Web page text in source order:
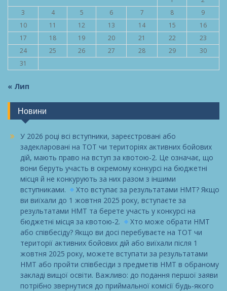
3
4 5 6 7 8
9
10
11 12 13 14 15
16
17
18 19 20 21 22
23
24
25 26 27 28 29
30
31
« Лип
Новини
У 2026 році всі вступники, зареєстровані або
задекларовані на ТОТ чи територіях активних бойових
дій, мають право на вступ за квотою-2. Це означає, що
вони беруть участь в окремому конкурсі на бюджетні
місця й не конкурують за них разом з іншими
вступниками.
Хто вступає за результатами НМТ? Якщо
ви виїхали до 1 жовтня 2025 року, вступаєте за
результатами НМТ та берете участь у конкурсі на
бюджетні місця за квотою-2.
Хто може обрати НМТ
або співбесіду? Якщо ви досі перебуваєте на ТОТ чи
території активних бойових дій або виїхали після 1
жовтня 2025 року, можете вступати за результатами
НМТ або пройти співбесіди з предметів НМТ в обраному
закладі вищої освіти. Важливо: до подання першої заяви
потрібно звернутися до приймальної комісії будь-якого